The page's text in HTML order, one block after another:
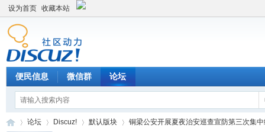
设为首页 收藏本站
便民信息 微信群 论坛
论坛 Discuz! 默认版块 铜梁公安开展夏夜治安巡查宣防第三次集